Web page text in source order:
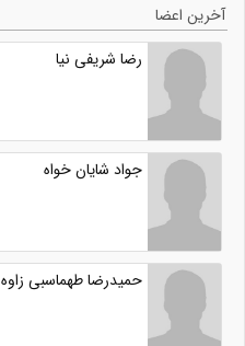
آخرین اعضا
رضا شریفی نیا
جواد شایان خواه
حمیدرضا طهماسبی زاوه